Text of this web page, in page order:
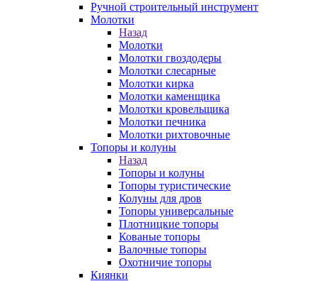
Ручной строительный инструмент
Молотки
Назад
Молотки
Молотки гвоздодеры
Молотки слесарные
Молотки кирка
Молотки каменщика
Молотки кровельщика
Молотки печника
Молотки рихтовочные
Топоры и колуны
Назад
Топоры и колуны
Топоры туристические
Колуны для дров
Топоры универсальные
Плотницкие топоры
Кованые топоры
Валочные топоры
Охотничие топоры
Киянки